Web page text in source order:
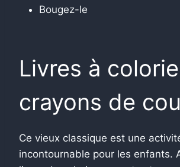
Bougez-le
Livres à
crayons de
Ce vieux classique est une
incontournable pour les enfants.